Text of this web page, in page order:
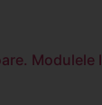
Modulele